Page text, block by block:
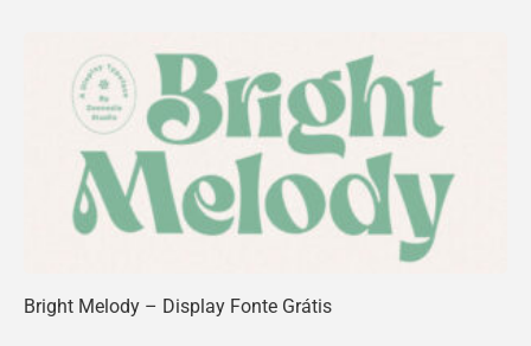
Bright Melody – Display Fonte Grátis